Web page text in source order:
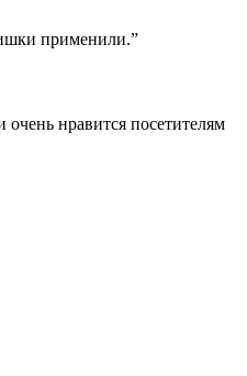
применили.”
нравится посетителям